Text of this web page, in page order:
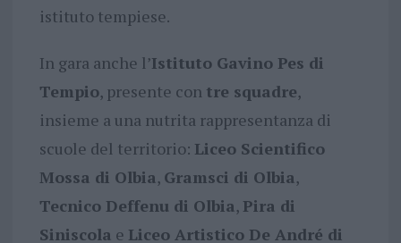
istituto tempiese.
In gara anche l’Istituto Gavino Pes di
Tempio, presente con tre squadre,
insieme a una nutrita rappresentanza di
scuole del territorio: Liceo Scientifico
Mossa di Olbia, Gramsci di Olbia,
Tecnico Deffenu di Olbia, Pira di
Siniscola e Liceo Artistico De André di